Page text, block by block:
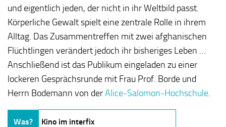
und eigentlich jeden, der nicht in ihr Weltbild passt.
Körperliche Gewalt spielt eine zentrale Rolle in ihrem
Alltag. Das Zusammentreffen mit zwei afghanischen
Flüchtlingen verändert jedoch ihr bisheriges Leben …
Anschließend ist das Publikum eingeladen zu einer
lockeren Gesprächsrunde mit Frau Prof. Borde und
Herrn Bodemann von derAlice-Salomon-Hochschule.
Was? Kino im interfix